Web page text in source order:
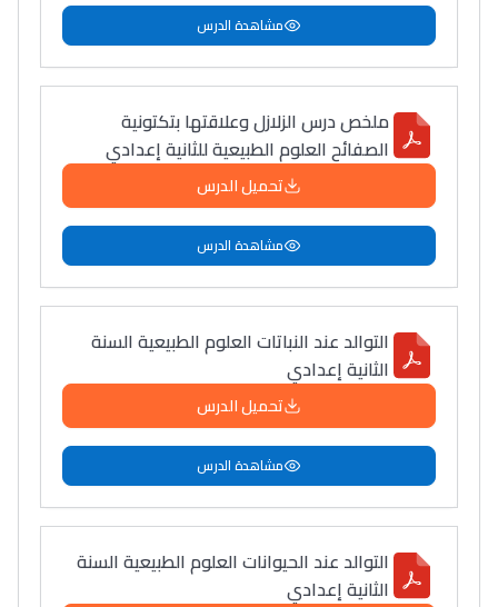
مشاهدة الدرس
ملخص درس الزلازل وعلاقتها بتكتونية
الصفائح العلوم الطبيعية للثانية إعدادي
تحميل الدرس
مشاهدة الدرس
التوالد عند النباتات العلوم الطبيعية السنة
الثانية إعدادي
تحميل الدرس
مشاهدة الدرس
التوالد عند الحيوانات العلوم الطبيعية السنة
الثانية إعدادي